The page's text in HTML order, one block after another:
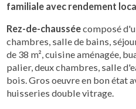
familiale avec rendement
Rez-de-chausséecomposé
chambres, salle de bains,
de 38 m², cuisine aménagée,
palier, deux chambres, salle
bois. Gros oeuvre en bon état
huisseries double vitrage.